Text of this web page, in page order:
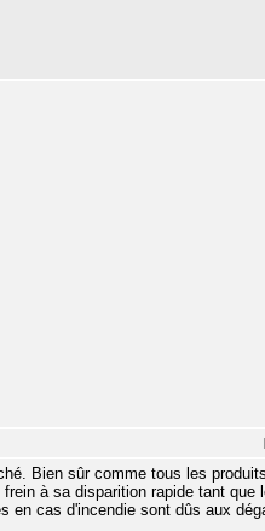
Bien sûr comme tous les
à sa disparition rapide tant que
en cas d'incendie sont dûs aux